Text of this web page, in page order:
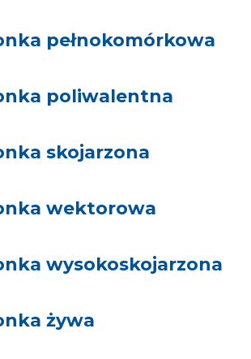
pełnokomórkowa
poliwalentna
skojarzona
wektorowa
wysokoskojarzona
żywa